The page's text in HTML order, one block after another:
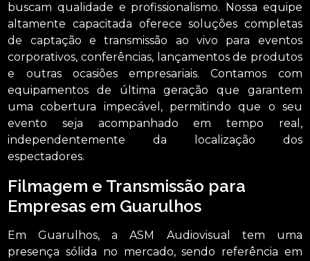
buscam qualidade e profissionalismo. Nossa equipe
altamente capacitada oferece soluções completas
de captação e transmissão ao vivo para eventos
corporativos, conferências, lançamentos de produtos
e outras ocasiões empresariais. Contamos com
equipamentos de última geração que garantem
uma cobertura impecável, permitindo que o seu
evento seja acompanhado em tempo real,
independentemente da localização dos
espectadores.
Filmagem e Transmissão para
Empresas em Guarulhos
Em Guarulhos, a ASM Audiovisual tem uma
presença sólida no mercado, sendo referência em